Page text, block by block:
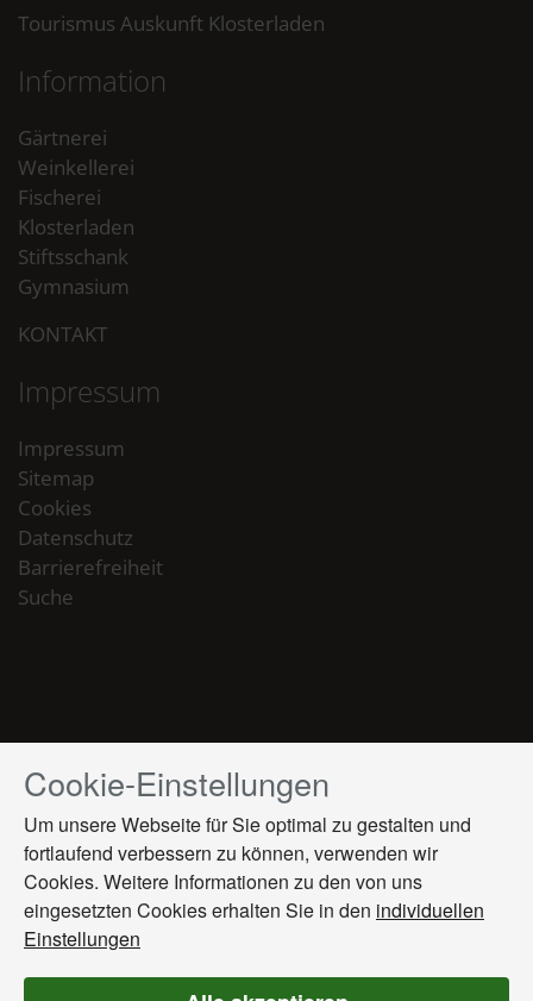
Tourismus Auskunft Klosterladen
Information
Gärtnerei
Weinkellerei
Fischerei
Klosterladen
Stiftsschank
Gymnasium
KONTAKT
Impressum
Impressum
Sitemap
Cookies
Datenschutz
Barrierefreiheit
Suche
Drücken
Sie
Tab,
um
durch
die
Optionen
navigieren.
Cookie-Einstellungen
Um unsere Webseite für Sie optimal zu gestalten und
fortlaufend verbessern zu können, verwenden wir
Cookies. Weitere Informationen zu den von uns
eingesetzten Cookies erhalten Sie in den individuellen
Einstellungen